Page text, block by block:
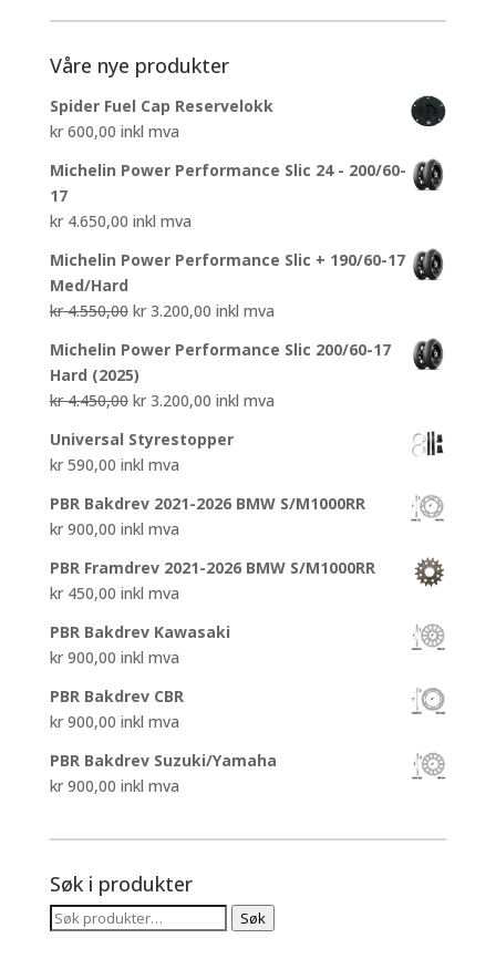
Våre nye produkter
Spider Fuel Cap Reservelokk
kr600,00 inkl mva
Michelin Power Performance Slic 24 - 200/60-
17
kr4.650,00 inkl mva
Michelin Power Performance Slic + 190/60-17
Med/Hard
kr4.550,00 Opprinnelig
var:
kr 4.550,00.
kr3.200,00Nåværende
er:
inkl mva
Michelin Power Performance Slic 200/60-17
Hard (2025)
kr4.450,00 Opprinnelig
var:
kr 4.450,00.
kr3.200,00Nåværende
er:
inkl mva
Universal Styrestopper
kr590,00 inkl mva
PBR Bakdrev 2021-2026 BMW S/M1000RR
kr900,00 inkl mva
PBR Framdrev 2021-2026 BMW S/M1000RR
kr450,00 inkl mva
PBR Bakdrev Kawasaki
kr900,00 inkl mva
PBR Bakdrev CBR
kr900,00 inkl mva
PBR Bakdrev Suzuki/Yamaha
kr900,00 inkl mva
Søk i produkter
Søk
Søk